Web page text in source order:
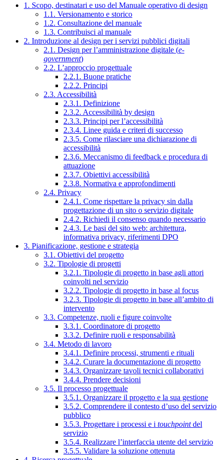
1. Scopo, destinatari e uso del Manuale operativo di design
1.1. Versionamento e storico
1.2. Consultazione del manuale
1.3. Contribuisci al manuale
2. Introduzione al design per i servizi pubblici digitali
2.1. Design per l’amministrazione digitale (e-
government)
2.2. L’approccio progettuale
2.2.1. Buone pratiche
2.2.2. Principi
2.3. Accessibilità
2.3.1. Definizione
2.3.2. Accessibilità by design
2.3.3. Principi per l’accessibilità
2.3.4. Linee guida e criteri di successo
2.3.5. Come rilasciare una dichiarazione di
accessibilità
2.3.6. Meccanismo di feedback e procedura di
attuazione
2.3.7. Obiettivi accessibilità
2.3.8. Normativa e approfondimenti
2.4. Privacy
2.4.1. Come rispettare la privacy sin dalla
progettazione di un sito o servizio digitale
2.4.2. Richiedi il consenso quando necessario
2.4.3. Le basi del sito web: architettura,
informativa privacy, riferimenti DPO
3. Pianificazione, gestione e strategia
3.1. Obiettivi del progetto
3.2. Tipologie di progetti
3.2.1. Tipologie di progetto in base agli attori
coinvolti nel servizio
3.2.2. Tipologie di progetto in base al focus
3.2.3. Tipologie di progetto in base all’ambito di
intervento
3.3. Competenze, ruoli e figure coinvolte
3.3.1. Coordinatore di progetto
3.3.2. Definire ruoli e responsabilità
3.4. Metodo di lavoro
3.4.1. Definire processi, strumenti e rituali
3.4.2. Curare la documentazione di progetto
3.4.3. Organizzare tavoli tecnici collaborativi
3.4.4. Prendere decisioni
3.5. Il processo progettuale
3.5.1. Organizzare il progetto e la sua gestione
3.5.2. Comprendere il contesto d’uso del servizio
pubblico
3.5.3. Progettare i processi e i touchpointdel
servizio
3.5.4. Realizzare l’interfaccia utente del servizio
3.5.5. Validare la soluzione ottenuta